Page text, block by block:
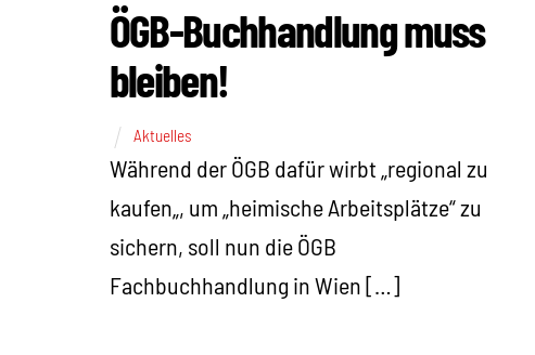
ÖGB-Buchhandlung muss
bleiben!
Aktuelles
Während der ÖGB dafür wirbt „regional zu
kaufen„, um „heimische Arbeitsplätze“ zu
sichern, soll nun die ÖGB
Fachbuchhandlung in Wien […]